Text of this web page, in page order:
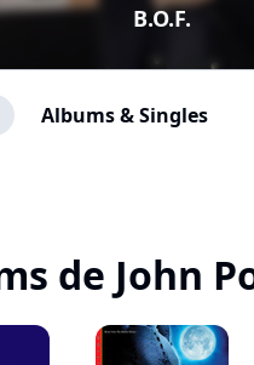
B.O.F.
Albums & Singles
de John